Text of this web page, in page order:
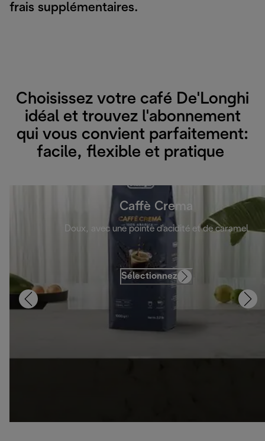
frais supplémentaires.
Choisissez votre café De'Longhi
idéal et trouvez l'abonnement
qui vous convient parfaitement:
facile, flexible et pratique
Caffè Crema
Doux, avec une pointe d'acidité et de caramel
Sélectionnez